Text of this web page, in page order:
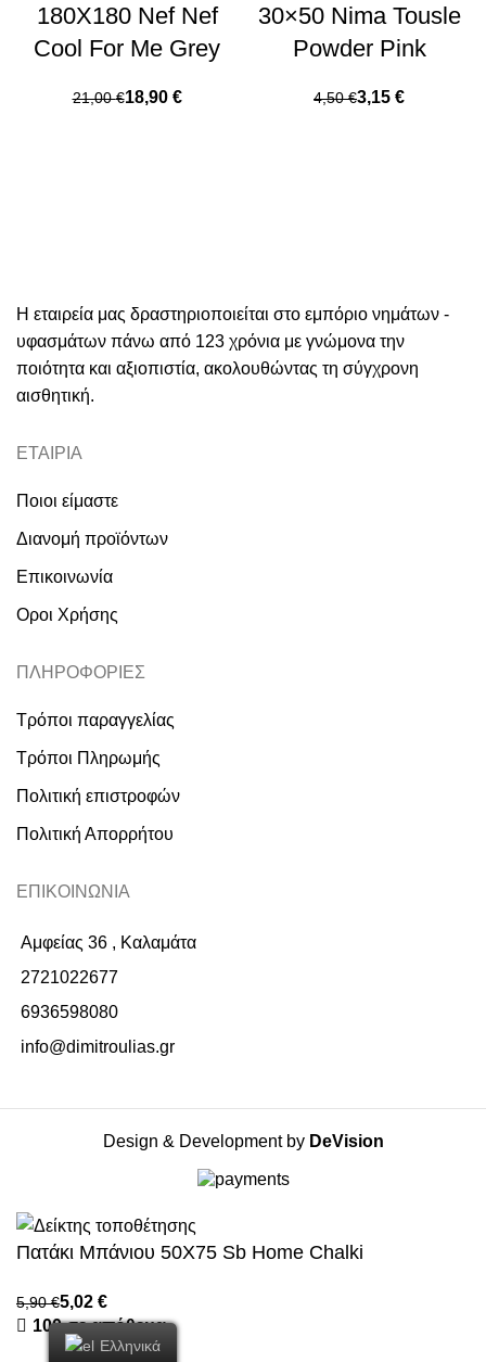
180X180 Nef Nef
Cool For Me Grey
21,00€18,90 €
30×50 Nima Tousle
Powder Pink
4,50€3,15 €
Η εταιρεία μας δραστηριοποιείται στο εμπόριο νημάτων -
υφασμάτων πάνω από 123 χρόνια με γνώμονα την
ποιότητα και αξιοπιστία, ακολουθώντας τη σύγχρονη
αισθητική.
ΕΤΑΙΡΙΑ
Ποιοι είμαστε
Διανομή προϊόντων
Επικοινωνία
Οροι Χρήσης
ΠΛΗΡΟΦΟΡΙΕΣ
Τρόποι παραγγελίας
Τρόποι Πληρωμής
Πολιτική επιστροφών
Πολιτική Απορρήτου
ΕΠΙΚΟΙΝΩΝΙΑ
Αμφείας 36 , Καλαμάτα
2721022677
6936598080
info@dimitroulias.gr
Design & Development by DeVision
Πατάκι Μπάνιου 50X75 Sb Home Chalki
€
€
100 σε απόθεμα
Ελληνικά